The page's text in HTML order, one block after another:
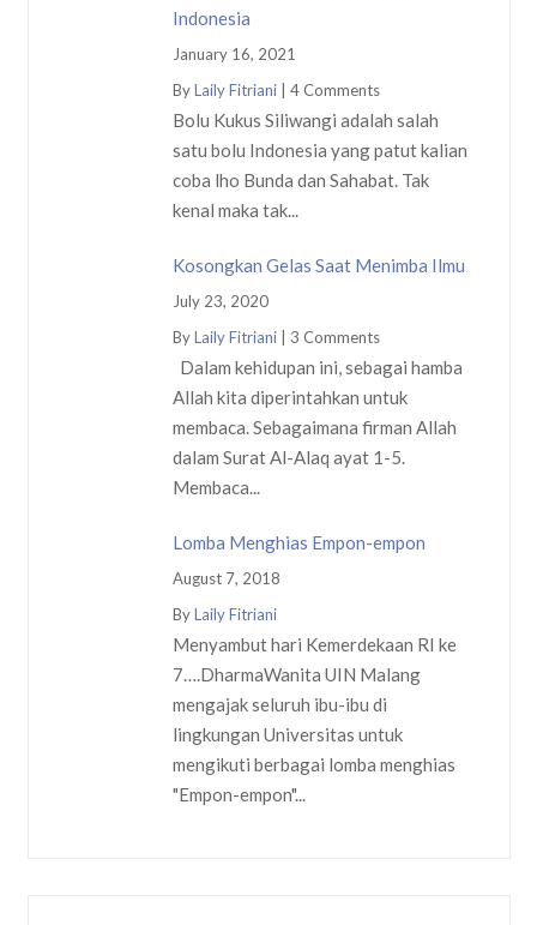
Indonesia
January 16, 2021
ByLaily Fitriani| 4 Comments
Bolu Kukus Siliwangi adalah salah
satu bolu Indonesia yang patut kalian
coba lho Bunda dan Sahabat. Tak
kenal maka tak...
Kosongkan Gelas Saat Menimba Ilmu
July 23, 2020
ByLaily Fitriani| 3 Comments
Dalam kehidupan ini, sebagai hamba
Allah kita diperintahkan untuk
membaca. Sebagaimana firman Allah
dalam Surat Al-Alaq ayat 1-5.
Membaca...
Lomba Menghias Empon-empon
August 7, 2018
ByLaily Fitriani
Menyambut hari Kemerdekaan RI ke
7….DharmaWanita UIN Malang
mengajak seluruh ibu-ibu di
lingkungan Universitas untuk
mengikuti berbagai lomba menghias
"Empon-empon"...